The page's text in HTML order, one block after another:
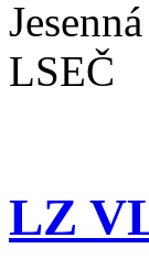
LSEČ
LZ